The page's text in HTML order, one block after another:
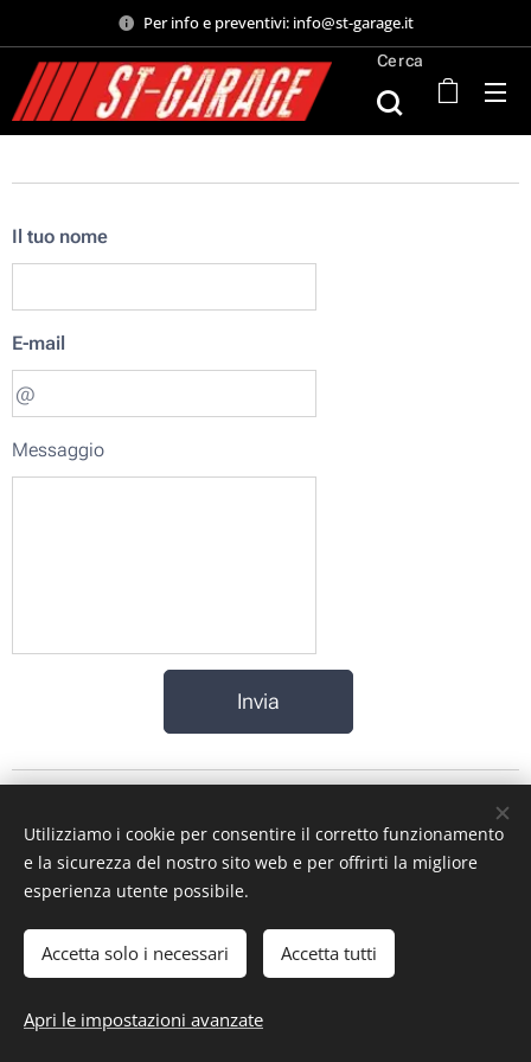
Per info e preventivi: info@st-garage.it
Cerca
Il tuo nome
E-mail
Messaggio
Invia
10128 - Torino (TO) - P. iva: 10161030019
Cookies
Utilizziamo i cookie per consentire il corretto funzionamento
e la sicurezza del nostro sito web e per offrirti la migliore
esperienza utente possibile.
Accetta solo i necessari Accetta tutti
Apri le impostazioni avanzate